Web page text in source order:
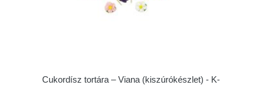
Cukordísz tortára – Viana (kiszúrókészlet) - K-